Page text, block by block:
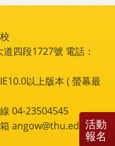
四段1727號 電話：
以上版本 ( 螢幕最
04-23504545
angow@thu.edu.tw
活動
報名